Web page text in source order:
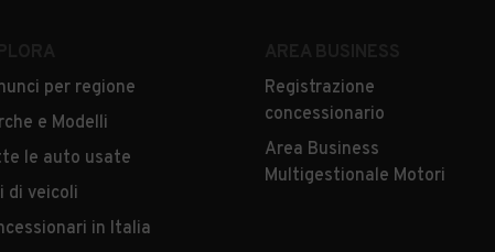
per regione
e Modelli
le auto usate
di veicoli
in Italia
Registrazione
concessionario
Area Business
Multigestionale Motori